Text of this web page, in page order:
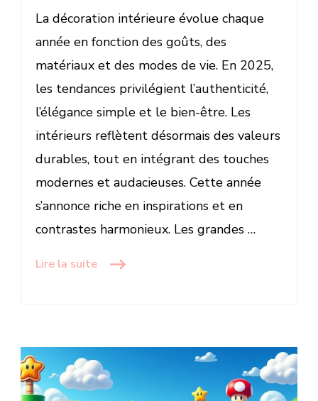
La décoration intérieure évolue chaque
année en fonction des goûts, des
matériaux et des modes de vie. En 2025,
les tendances privilégient l’authenticité,
l’élégance simple et le bien-être. Les
intérieurs reflètent désormais des valeurs
durables, tout en intégrant des touches
modernes et audacieuses. Cette année
s’annonce riche en inspirations et en
contrastes harmonieux. Les grandes …
Lire la suite